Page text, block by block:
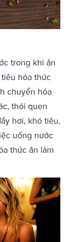
trong khi ăn
hóa thức
chuyển hóa
thói quen
hơi, khó tiêu,
uống nước
thức ăn làm